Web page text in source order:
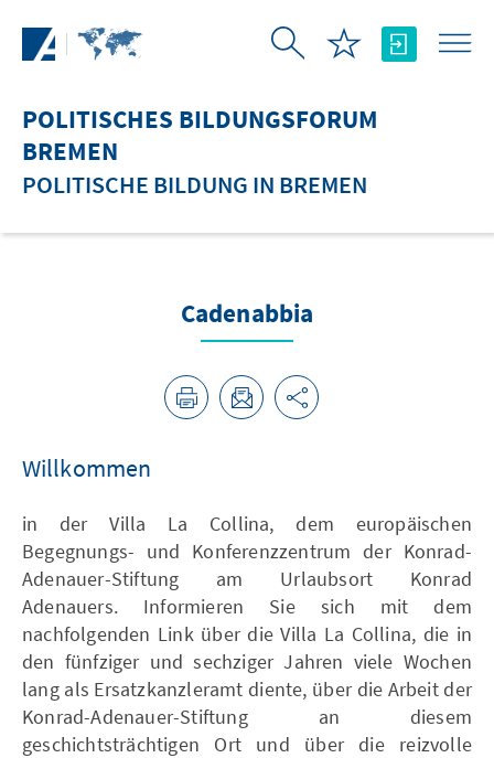
POLITISCHES BILDUNGSFORUM
BREMEN
POLITISCHE BILDUNG IN BREMEN
Cadenabbia
Willkommen
in der Villa La Collina, dem europäischen
Begegnungs- und Konferenzzentrum der Konrad-
Adenauer-Stiftung am Urlaubsort Konrad
Adenauers. Informieren Sie sich mit dem
nachfolgenden Link über die Villa La Collina, die in
den fünfziger und sechziger Jahren viele Wochen
lang als Ersatzkanzleramt diente, über die Arbeit der
Konrad-Adenauer-Stiftung an diesem
geschichtsträchtigen Ort und über die reizvolle